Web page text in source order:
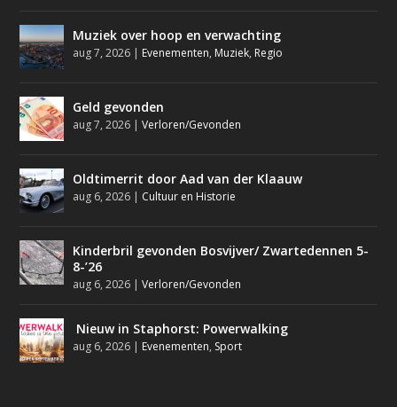
Muziek over hoop en verwachting
aug 7, 2026 | Evenementen, Muziek, Regio
Geld gevonden
aug 7, 2026 |Verloren/Gevonden
Oldtimerrit door Aad van der Klaauw
aug 6, 2026 | Cultuur en Historie
Kinderbril gevonden Bosvijver/ Zwartedennen 5-
8-’26
aug 6, 2026 |Verloren/Gevonden
Nieuw in Staphorst: Powerwalking
aug 6, 2026 | Evenementen, Sport